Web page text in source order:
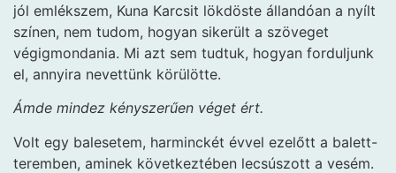
jól emlékszem, Kuna Karcsit lökdöste állandóan a nyílt
színen, nem tudom, hogyan sikerült a szöveget
végigmondania. Mi azt sem tudtuk, hogyan forduljunk
el, annyira nevettünk körülötte.
Ámde mindez kényszerűen véget ért.
Volt egy balesetem, harminckét évvel ezelőtt a balett-
teremben, aminek következtében lecsúszott a vesém.